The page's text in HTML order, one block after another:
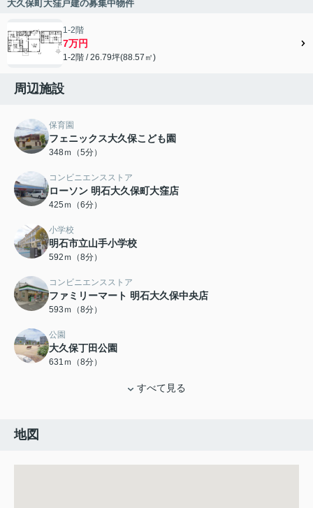
大久保町大窪戸建の募集中物件
1-2階
7万円
1-2階 / 26.79坪(88.57㎡)
周辺施設
保育園
フェニックス大久保こども園
348ｍ（5分）
コンビニエンスストア
ローソン 明石大久保町大窪店
425ｍ（6分）
小学校
明石市立山手小学校
592ｍ（8分）
コンビニエンスストア
ファミリーマート 明石大久保中央店
593ｍ（8分）
公園
大久保丁田公園
631ｍ（8分）
すべて見る
地図